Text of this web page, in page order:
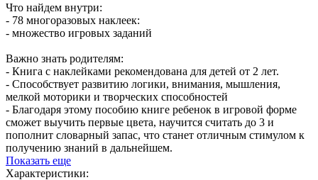
Что найдем внутри:
- 78 многоразовых наклеек:
- множество игровых заданий
Важно знать родителям:
- Книга с наклейками рекомендована для детей от 2 лет.
- Способствует развитию логики, внимания, мышления,
мелкой моторики и творческих способностей
- Благодаря этому пособию книге ребенок в игровой форме
сможет выучить первые цвета, научится считать до 3 и
пополнит словарный запас, что станет отличным стимулом к
получению знаний в дальнейшем.
Показать еще
Характеристики: